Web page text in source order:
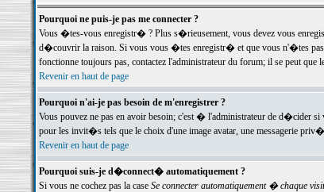
Pourquoi ne puis-je pas me connecter ?
Vous �tes-vous enregistr� ? Plus s�rieusement, vous devez vous
d�couvrir la raison. Si vous vous �tes enregistr� et que vous n'�tes
fonctionne toujours pas, contactez l'administrateur du forum; il se peut
Revenir en haut de page
Pourquoi n'ai-je pas besoin de m'enregistrer ?
Vous pouvez ne pas en avoir besoin; c'est � l'administrateur de d�cider
pour les invit�s tels que le choix d'une image avatar, une messagerie
Revenir en haut de page
Pourquoi suis-je d�connect� automatiquement ?
Si vous ne cochez pas la case Se connecter automatiquement � chaque